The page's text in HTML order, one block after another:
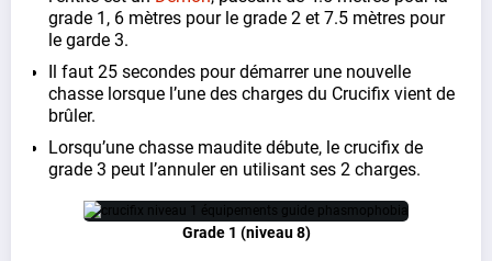
grade 1, 6 mètres pour le grade 2 et 7.5 mètres pour
le garde 3.
Il faut 25 secondes pour démarrer une nouvelle
chasse lorsque l’une des charges du Crucifix vient de
brûler.
Lorsqu’une chasse maudite débute, le crucifix de
grade 3 peut l’annuler en utilisant ses 2 charges.
Grade 1 (niveau 8)